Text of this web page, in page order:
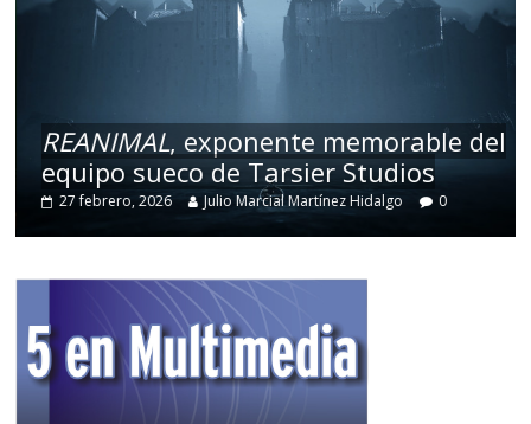
REANIMAL, exponente memorable del
equipo sueco de Tarsier Studios
27 febrero, 2026 Julio Marcial Martínez Hidalgo 0